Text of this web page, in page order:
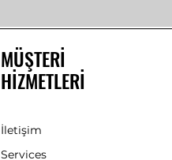
MÜŞTERİ
HİZMETLERİ
İletişim
Services